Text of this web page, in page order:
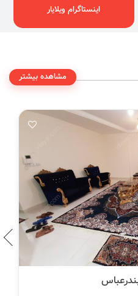
اینستاگرام ویلایار
مشاهده بیشتر